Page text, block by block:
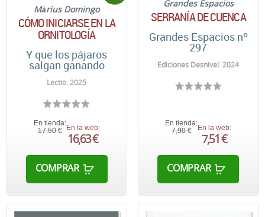
Màrius Domingo
CÓMO INICIARSE EN LA
ORNITOLOGÍA
Y que los pájaros
salgan ganando
Lectio. 2025
En tienda:
17,50 € En la web:
16,63 €
COMPRAR
Grandes Espacios
SERRANÍA DE CUENCA
Grandes Espacios nº
297
Ediciones Desnivel. 2024
En tienda:
7,90 €
En la web:
7,51 €
COMPRAR